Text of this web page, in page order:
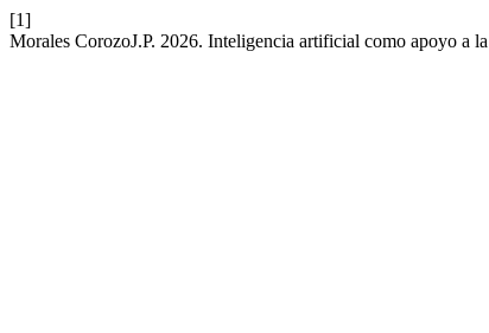
[1]
Morales CorozoJ.P. 2026. Inteligencia artificial como apoyo a